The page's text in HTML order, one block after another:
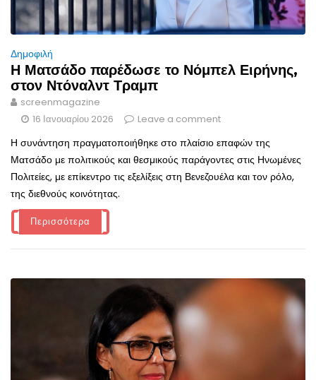
Δημοφιλή
Η Ματσάδο παρέδωσε το Νόμπελ Ειρήνης,
στον Ντόναλντ Τραμπ
screenmagazine
16 Ιανουαρίου 2026
Leave a comment
Η συνάντηση πραγματοποιήθηκε στο πλαίσιο επαφών της
Ματσάδο με πολιτικούς και θεσμικούς παράγοντες στις Ηνωμένες
Πολιτείες, με επίκεντρο τις εξελίξεις στη Βενεζουέλα και τον ρόλο,
της διεθνούς κοινότητας.
Περισσότερα